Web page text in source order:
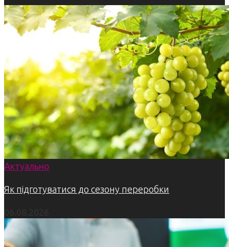
Актуально
Як підготуватися до сезону переробки